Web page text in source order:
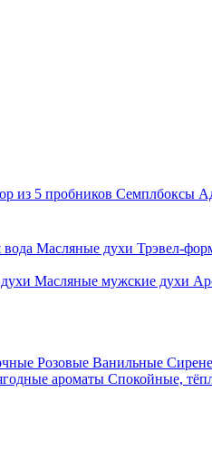
из 5 пробников Семплбоксы
Масляные духи Трэвел-
Масляные мужские духи
Розовые Ванильные
ароматы Спокойные,